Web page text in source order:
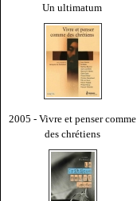
Un ultimatum
2005 - Vivre et penser comme
des chrétiens